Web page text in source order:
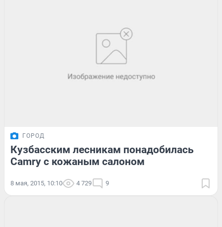
ГОРОД
Кузбасским лесникам понадобилась
Camry с кожаным салоном
8 мая, 2015, 10:10 4 729 9